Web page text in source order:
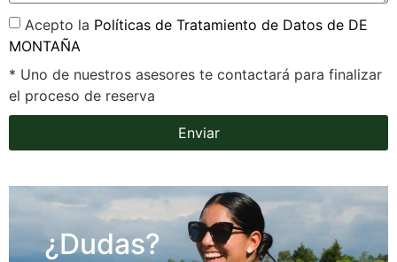
Acepto la Políticas de Tratamiento de Datos de DE
MONTAÑA
* Uno de nuestros asesores te contactará para finalizar
el proceso de reserva
Enviar
¿Dudas?